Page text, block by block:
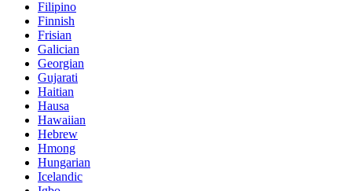
Filipino
Finnish
Frisian
Galician
Georgian
Gujarati
Haitian
Hausa
Hawaiian
Hebrew
Hmong
Hungarian
Icelandic